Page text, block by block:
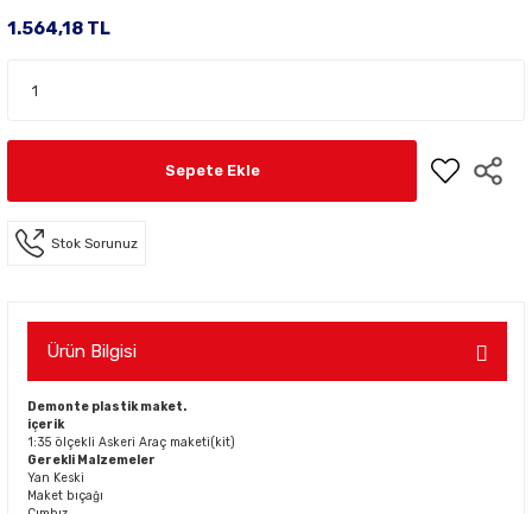
1.564,18 TL
Sepete Ekle
Stok Sorunuz
Ürün Bilgisi
Demonte plastik maket.
içerik
1:35 ölçekli Askeri Araç maketi(kit)
Gerekli Malzemeler
Yan Keski
Maket bıçağı